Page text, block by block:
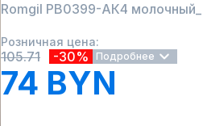
Romgil РВ0399-АК4 молочный_
Розничная цена:
105.71 -30% Подробнее
74 BYN